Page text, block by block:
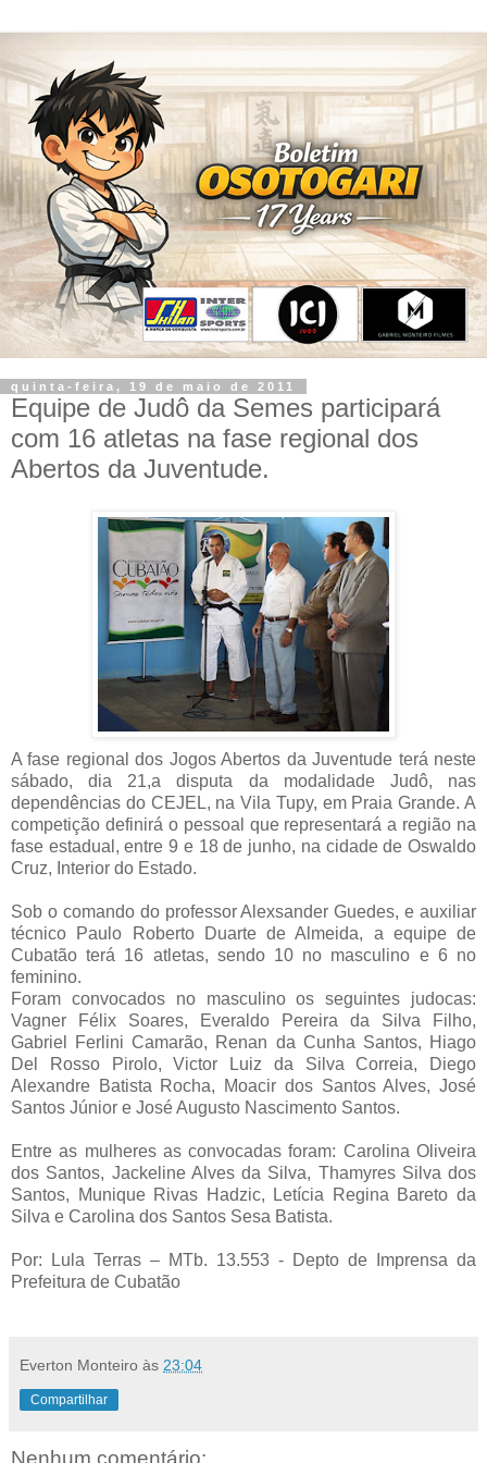
quinta-feira, 19 de maio de 2011
Equipe de Judô da Semes participará
com 16 atletas na fase regional dos
Abertos da Juventude.
A fase regional dos Jogos Abertos da Juventude terá neste
sábado, dia 21,a disputa da modalidade Judô, nas
dependências do CEJEL, na Vila Tupy, em Praia Grande. A
competição definirá o pessoal que representará a região na
fase estadual, entre 9 e 18 de junho, na cidade de Oswaldo
Cruz, Interior do Estado.
Sob o comando do professor Alexsander Guedes, e auxiliar
técnico Paulo Roberto Duarte de Almeida, a equipe de
Cubatão terá 16 atletas, sendo 10 no masculino e 6 no
feminino.
Foram convocados no masculino os seguintes judocas:
Vagner Félix Soares, Everaldo Pereira da Silva Filho,
Gabriel Ferlini Camarão, Renan da Cunha Santos, Hiago
Del Rosso Pirolo, Victor Luiz da Silva Correia, Diego
Alexandre Batista Rocha, Moacir dos Santos Alves, José
Santos Júnior e José Augusto Nascimento Santos.
Entre as mulheres as convocadas foram: Carolina Oliveira
dos Santos, Jackeline Alves da Silva, Thamyres Silva dos
Santos, Munique Rivas Hadzic, Letícia Regina Bareto da
Silva e Carolina dos Santos Sesa Batista.
Por:
Lula Terras – MTb. 13.553 - Depto de Imprensa da
Prefeitura de Cubatão
Everton Monteiro às 23:04
Compartilhar
Nenhum comentário: